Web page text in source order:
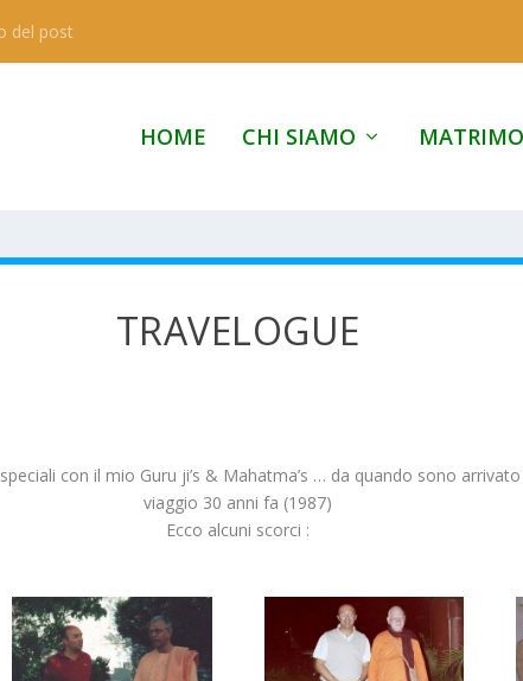
del post
HOME CHI SIAMO
TRAVELOGUE
con il mio Guru ji’s & Mahatma’s … da quando sono
viaggio 30 anni fa (1987)
Ecco alcuni scorci :